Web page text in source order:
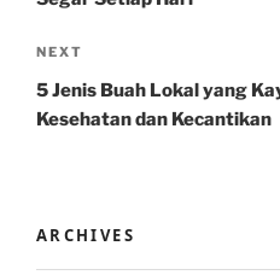
Next
Post
NEXT
5 Jenis Buah Lokal yang
Kesehatan dan Kecantikan
ARCHIVES